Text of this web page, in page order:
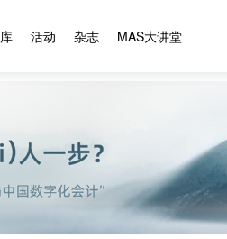
活动 杂志 MAS大讲堂